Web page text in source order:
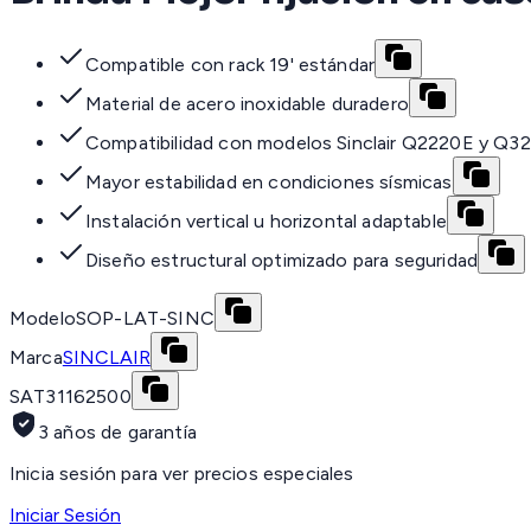
Compatible con rack 19' estándar
Material de acero inoxidable duradero
Compatibilidad con modelos Sinclair Q2220E y
Mayor estabilidad en condiciones sísmicas
Instalación vertical u horizontal adaptable
Diseño estructural optimizado para seguridad
ModeloSOP-LAT-SINC
MarcaSINCLAIR
SAT31162500
3 años de garantía
Inicia sesión para ver precios especiales
Iniciar Sesión